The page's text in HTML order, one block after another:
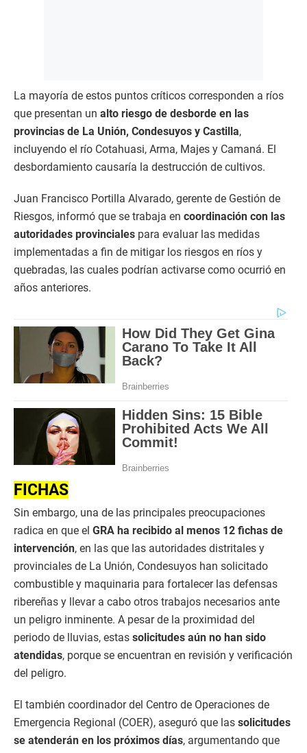
La mayoría de estos puntos críticos corresponden a ríos
que presentan un alto riesgo de desborde en las
provincias de La Unión, Condesuyos y Castilla,
incluyendo el río Cotahuasi, Arma, Majes y Camaná. El
desbordamiento causaría la destrucción de cultivos.
Juan Francisco Portilla Alvarado, gerente de Gestión de
Riesgos, informó que se trabaja en coordinación con las
autoridades provinciales para evaluar las medidas
implementadas a fin de mitigar los riesgos en ríos y
quebradas, las cuales podrían activarse como ocurrió en
años anteriores.
FICHAS
Sin embargo, una de las principales preocupaciones
radica en que el GRA ha recibido al menos 12 fichas de
intervención, en las que las autoridades distritales y
provinciales de La Unión, Condesuyos han solicitado
combustible y maquinaria para fortalecer las defensas
ribereñas y llevar a cabo otros trabajos necesarios ante
un peligro inminente. A pesar de la proximidad del
periodo de lluvias, estas solicitudes aún no han sido
atendidas, porque se encuentran en revisión y verificación
del peligro.
El también coordinador del Centro de Operaciones de
Emergencia Regional (COER), aseguró que las solicitudes
se atenderán en los próximos días, argumentando que